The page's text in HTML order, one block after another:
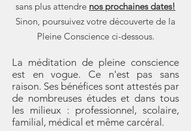
sans plus attendre nos prochaines dates!
Sinon, poursuivez votre découverte de la
Pleine Conscience ci-dessous.
La méditation de pleine conscience
est en vogue. Ce n'est pas sans
raison. Ses bénéfices sont attestés par
de nombreuses études et dans tous
les milieux : professionnel, scolaire,
familial, médical et même carcéral.